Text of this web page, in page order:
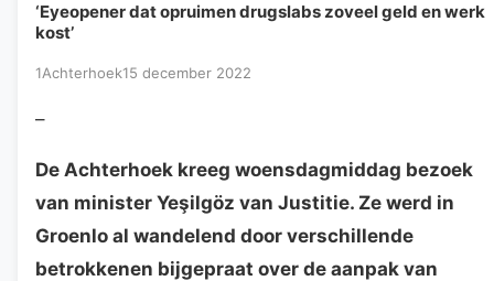
‘Eyeopener dat opruimen drugslabs zoveel geld en werk
kost’
1Achterhoek15 december 2022
–
De Achterhoek kreeg woensdagmiddag bezoek
van minister Yeşilgöz van Justitie. Ze werd in
Groenlo al wandelend door verschillende
betrokkenen bijgepraat over de aanpak van